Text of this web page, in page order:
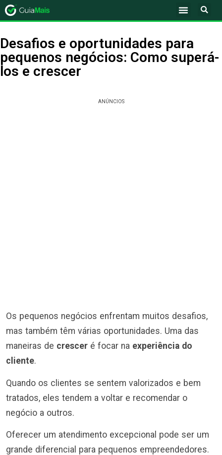
Desafios e oportunidades para
pequenos negócios: Como superá-
los e crescer
ANÚNCIOS
Os pequenos negócios enfrentam muitos desafios,
mas também têm várias oportunidades. Uma das
maneiras de crescer é focar na experiência do
cliente.
Quando os clientes se sentem valorizados e bem
tratados, eles tendem a voltar e recomendar o
negócio a outros.
Oferecer um atendimento excepcional pode ser um
grande diferencial para pequenos empreendedores.